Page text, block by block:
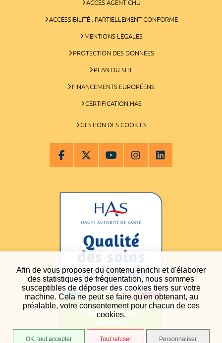
Afin de vous proposer du contenu enrichi et d'élaborer
des statistiques de fréquentation, nous sommes
susceptibles de déposer des cookies tiers sur votre
machine. Cela ne peut se faire qu'en obtenant, au
préalable, votre consentement pour chacun de ces
cookies.
OK, tout accepter Tout refuser Personnaliser
ACCÈS AGENT CHU
ACCESSIBILITÉ : PARTIELLEMENT CONFORME
MENTIONS LÉGALES
PROTECTION DES DONNÉES
PLAN DU SITE
FINANCEMENTS EUROPÉENS
CERTIFICATION HAS
GESTION DES COOKIES